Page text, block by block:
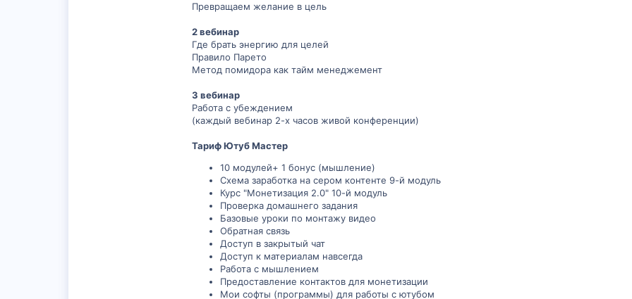
Превращаем желание в цель
2 вебинар
Где брать энергию для целей
Правило Парето
Метод помидора как тайм менеджемент
3 вебинар
Работа с убеждением
(каждый вебинар 2-х часов живой конференции)
Тариф Ютуб Мастер
10 модулей+ 1 бонус (мышление)
Схема заработка на сером контенте 9-й модуль
Курс "Монетизация 2.0" 10-й модуль
Проверка домашнего задания
Базовые уроки по монтажу видео
Обратная связь
Доступ в закрытый чат
Доступ к материалам навсегда
Работа с мышлением
Предоставление контактов для монетизации
Мои софты (программы) для работы с ютубом